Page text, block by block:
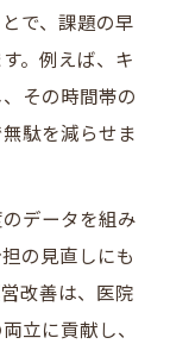
で、課題の早
。例えば、キ
その時間帯の
駄を減らせま
データを組み
の見直しにも
改善は、医院
立に貢献し、